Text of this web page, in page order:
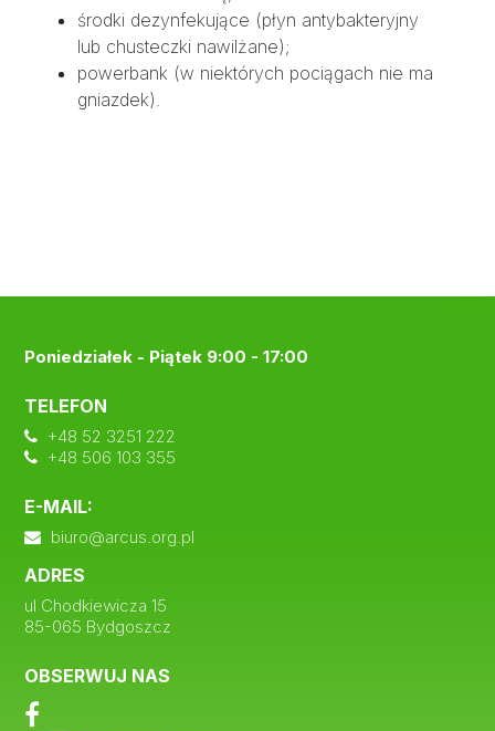
środki dezynfekujące (płyn antybakteryjny
lub chusteczki nawilżane);
powerbank (w niektórych pociągach nie ma
gniazdek).
Poniedziałek - Piątek 9:00 - 17:00
TELEFON
+48 52 3251 222
+48 506 103 355
E-MAIL:
biuro@arcus.org.pl
ADRES
ul Chodkiewicza 15
85-065 Bydgoszcz
OBSERWUJ NAS